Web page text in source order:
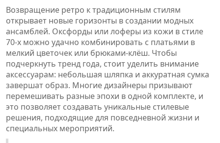
Возвращение ретро к традиционным стилям
открывает новые горизонты в создании модных
ансамблей. Оксфорды или лоферы из кожи в стиле
70-х можно удачно комбинировать с платьями в
мелкий цветочек или брюками-клёш. Чтобы
подчеркнуть тренд года, стоит уделить внимание
аксессуарам: небольшая шляпка и аккуратная сумка
завершат образ. Многие дизайнеры призывают
перемешивать разные эпохи в одной комплекте, и
это позволяет создавать уникальные стилевые
решения, подходящие для повседневной жизни и
специальных мероприятий.